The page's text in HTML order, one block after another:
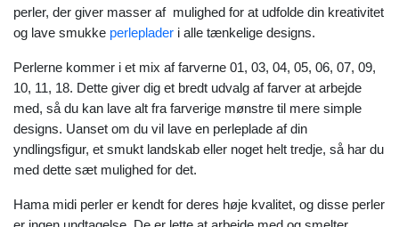
perler, der giver masser af mulighed for at udfolde din kreativitet
og lave smukke perleplader i alle tænkelige designs.
Perlerne kommer i et mix af farverne 01, 03, 04, 05, 06, 07, 09,
10, 11, 18. Dette giver dig et bredt udvalg af farver at arbejde
med, så du kan lave alt fra farverige mønstre til mere simple
designs. Uanset om du vil lave en perleplade af din
yndlingsfigur, et smukt landskab eller noget helt tredje, så har du
med dette sæt mulighed for det.
Hama midi perler er kendt for deres høje kvalitet, og disse perler